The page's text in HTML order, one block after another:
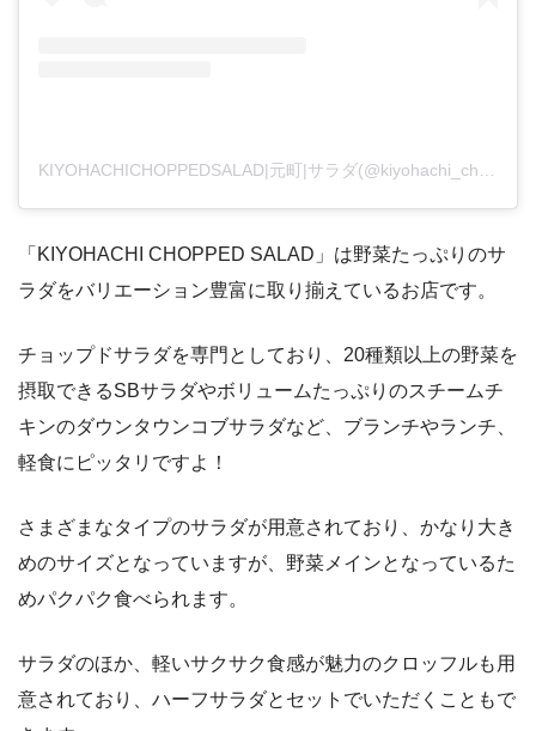
「KIYOHACHI CHOPPED SALAD」は野菜たっぷりのサ
ラダをバリエーション豊富に取り揃えているお店です。
チョップドサラダを専門としており、20種類以上の野菜を
摂取できるSBサラダやボリュームたっぷりのスチームチ
キンのダウンタウンコブサラダなど、ブランチやランチ、
軽食にピッタリですよ！
さまざまなタイプのサラダが用意されており、かなり大き
めのサイズとなっていますが、野菜メインとなっているた
めパクパク食べられます。
サラダのほか、軽いサクサク食感が魅力のクロッフルも用
意されており、ハーフサラダとセットでいただくこともで